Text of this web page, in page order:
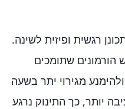
רגשית ופיזית לשינה.
שתומכים
מגירוי יתר בשעה
יותר, כך התינוק נרגע